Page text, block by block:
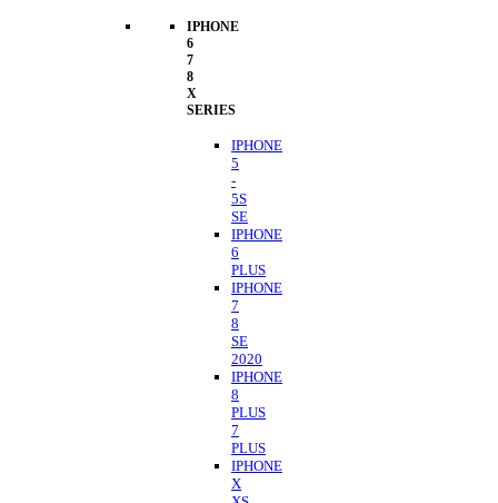
IPHONE
6
7
8
X
SERIES
IPHONE
5
-
5S
SE
IPHONE
6
PLUS
IPHONE
7
8
SE
2020
IPHONE
8
PLUS
7
PLUS
IPHONE
X